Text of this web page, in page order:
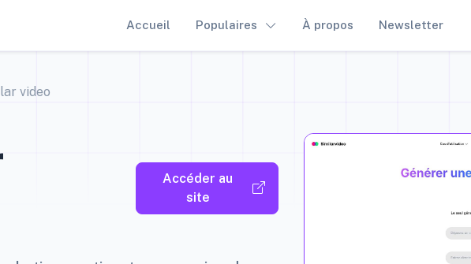
Accueil Populaires À propos Newsletter
video
Accéder au
site